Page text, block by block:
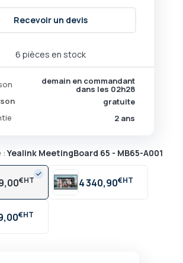
6 pièces en stock
demain en commandant
dans les 02h28
gratuite
2 ans
Recevoir un devis
:Yealink MeetingBoard 65 - MB65-A001
€ 4 340,90€
€